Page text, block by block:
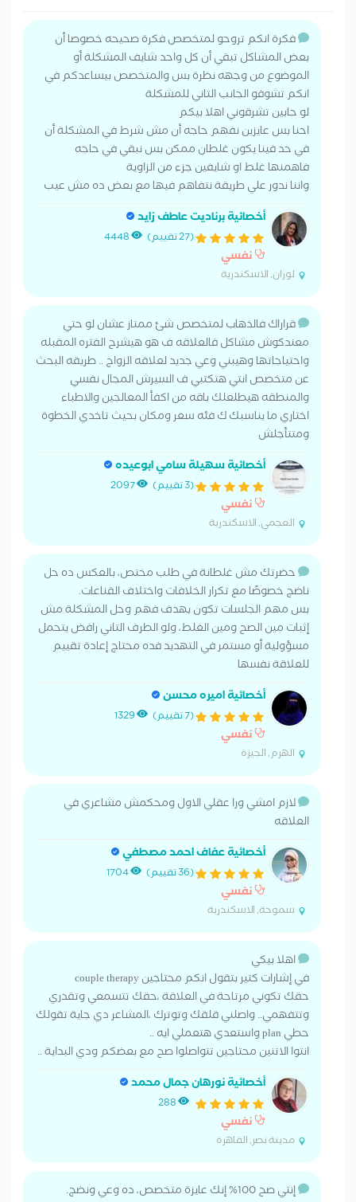
فكرة انكم تروحو لمتخصص فكرة صحيحه خصوصا أن
بعض المشاكل تبقي أن كل واحد شايف المشكلة أو
الموضوع من وجهه نظرة بس والمتخصص بيساعدكم في
انكم تشوفو الجانب التاني للمشكلة
لو حابين تشرقوني اهلا بيكم
احنا بس عايزين نفهم حاجه أن مش شرط في المشكلة أن
في حد فينا يكون غلطان ممكن بس نبقي في حاجه
فاهمنها غلط او شايفين جزء من الزاوية
واننا ندور علي طريقة نتفاهم فيها مع بعض ده مش عيب
أخصائية برناديت عاطف زايد
(27 تقييم) 4448
نفسي
لوران, الاسكندرية
قراراك فالذهاب لمتخصص شئ ممتاز عشان لو حتي
معندكوش مشاكل فالعلاقه ف هو هيشرح الفتره المقبله
واحتياجاتها وهيبني وعي جديد لعلاقه الزواج .. طريقه البحث
عن متخصص انتي هتكتبي ف السيرش المجال نفسي
والمنطقه هيطلعلك باقه من اكفأ المعالجين والاطباء
اختاري ما يناسبك ك فئه سعر ومكان بحيث تاخدي الخطوة
ومتتأجلش
أخصائية سهيلة سامي ابوعيده
(3 تقييم) 2097
نفسي
العجمي, الاسكندرية
حضرتك مش غلطانة في طلب مختص، بالعكس ده حل
ناضج خصوصًا مع تكرار الخلافات واختلاف القناعات.
بس مهم الجلسات تكون بهدف فهم وحل المشكلة مش
إثبات مين الصح ومين الغلط، ولو الطرف التاني رافض يتحمل
مسؤولية أو مستمر في التهديد فده محتاج إعادة تقييم
للعلاقة نفسها
أخصائية اميره محسن
(7 تقييم) 1329
نفسي
الهرم, الجيزة
لازم امشي ورا عقلي الاول ومحكمش مشاعري في
العلاقه
أخصائية عفاف احمد مصطفي
(36 تقييم) 1704
نفسي
سموحة, الاسكندرية
اهلا بيكي
في إشارات كتير بتقول انكم محتاجين couple therapy
حقك تكوني مرتاحة في العلاقة ،حقك تتسمعي وتقدري
وتتفهمي.. واصلني قلقك وتوترك ،المشاعر دي جاية تقولك
حطي plan واستعدي هتعملي ايه ..
انتوا الاتنين محتاجين تتواصلوا صح مع بعضكم ودي البداية ..
أخصائية نورهان جمال محمد
288
نفسي
مدينة نصر, القاهرة
إنتي صح 100% إنك عايزة متخصص، ده وعي ونضج.